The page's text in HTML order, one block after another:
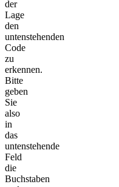
der
Lage
den
untenstehenden
Code
zu
erkennen.
Bitte
geben
Sie
also
in
das
untenstehende
Feld
die
Buchstaben